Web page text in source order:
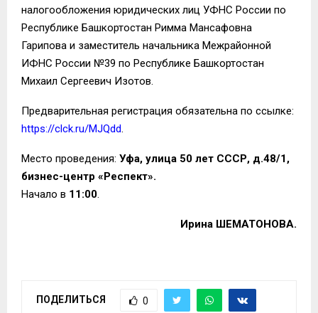
налогообложения юридических лиц УФНС России по
Республике Башкортостан Римма Мансафовна
Гарипова и заместитель начальника Межрайонной
ИФНС России №39 по Республике Башкортостан
Михаил Сергеевич Изотов.
Предварительная регистрация обязательна по ссылке:
https://clck.ru/MJQdd.
Место проведения: Уфа, улица 50 лет СССР, д.48/1,
бизнес-центр «Респект».
Начало в 11:00.
Ирина ШЕМАТОНОВА.
ПОДЕЛИТЬСЯ 0